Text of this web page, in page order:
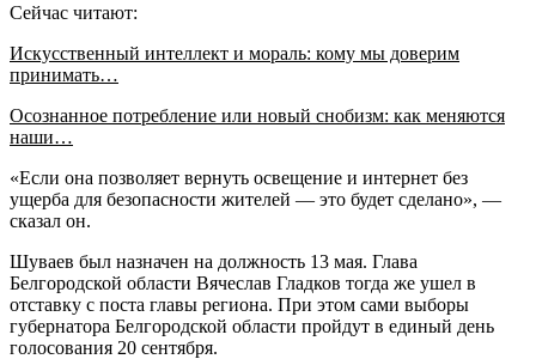
Сейчас читают:
Искусственный интеллект и мораль: кому мы доверим
принимать…
Осознанное потребление или новый снобизм: как меняются
наши…
«Если она позволяет вернуть освещение и интернет без
ущерба для безопасности жителей — это будет сделано», —
сказал он.
Шуваев был назначен на должность 13 мая. Глава
Белгородской области Вячеслав Гладков тогда же ушел в
отставку с поста главы региона. При этом сами выборы
губернатора Белгородской области пройдут в единый день
голосования 20 сентября.